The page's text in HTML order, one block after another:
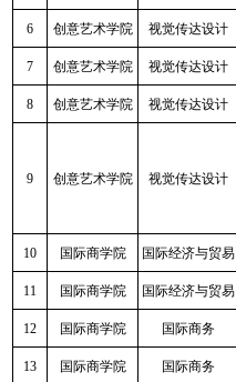
6 创意艺术学院 视觉传达设计
7 创意艺术学院 视觉传达设计
8 创意艺术学院 视觉传达设计
9 创意艺术学院 视觉传达设计
10 国际商学院 国际经济与贸易
11 国际商学院 国际经济与贸易
12 国际商学院 国际商务
13 国际商学院 国际商务